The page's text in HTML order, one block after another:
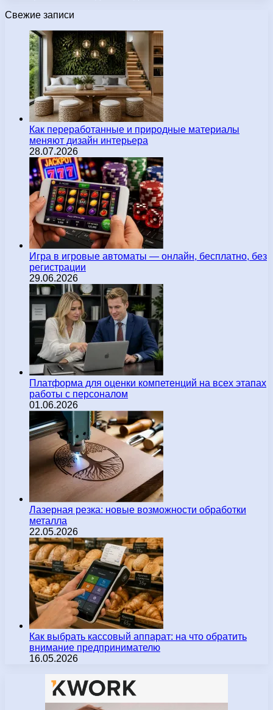
Свежие записи
Как переработанные и природные материалы
меняют дизайн интерьера
28.07.2026
Игра в игровые автоматы — онлайн, бесплатно, без
регистрации
29.06.2026
Платформа для оценки компетенций на всех этапах
работы с персоналом
01.06.2026
Лазерная резка: новые возможности обработки
металла
22.05.2026
Как выбрать кассовый аппарат: на что обратить
внимание предпринимателю
16.05.2026